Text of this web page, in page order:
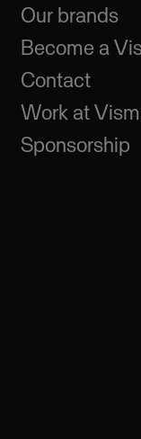
Our brands
Become a
Contact
Work at
Sponsorship